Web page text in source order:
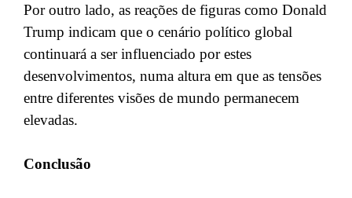
Por outro lado, as reações de figuras como Donald
Trump indicam que o cenário político global
continuará a ser influenciado por estes
desenvolvimentos, numa altura em que as tensões
entre diferentes visões de mundo permanecem
elevadas.
Conclusão